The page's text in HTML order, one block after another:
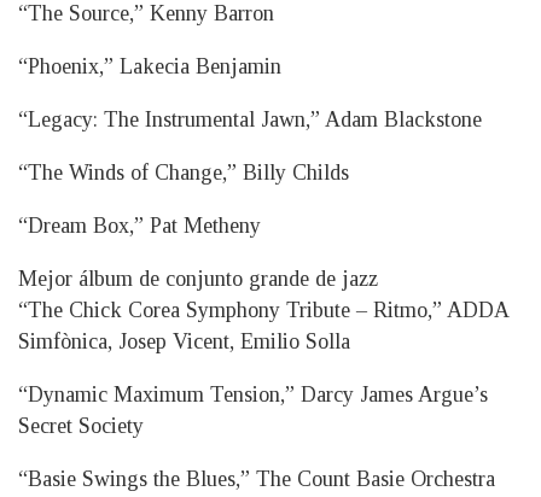
“The Source,” Kenny Barron
“Phoenix,” Lakecia Benjamin
“Legacy: The Instrumental Jawn,” Adam Blackstone
“The Winds of Change,” Billy Childs
“Dream Box,” Pat Metheny
Mejor álbum de conjunto grande de jazz
“The Chick Corea Symphony Tribute – Ritmo,” ADDA
Simfònica, Josep Vicent, Emilio Solla
“Dynamic Maximum Tension,” Darcy James Argue’s
Secret Society
“Basie Swings the Blues,” The Count Basie Orchestra